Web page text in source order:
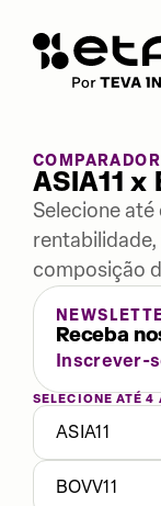
COMPARADOR
ASIA11 x
Selecione
composição
Receba
Inscrever-
SELECIONE ATÉ 4
ASIA11
BOVV11